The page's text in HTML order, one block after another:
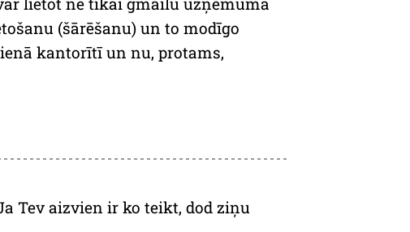
(šārēšanu) un to modīgo
kantorītī un nu, protams,
Tev aizvien ir ko teikt, dod ziņu